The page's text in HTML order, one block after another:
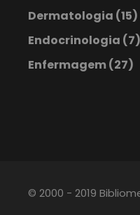
Dermatologia (15)
Endocrinologia (7)
Enfermagem(27)
© 2000 - 2019